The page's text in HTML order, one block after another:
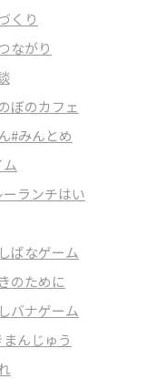
くり
ながり
ぼのカフェ
#みんとめ
ランチはい
ばなゲーム
のために
バナゲーム
んじゅう